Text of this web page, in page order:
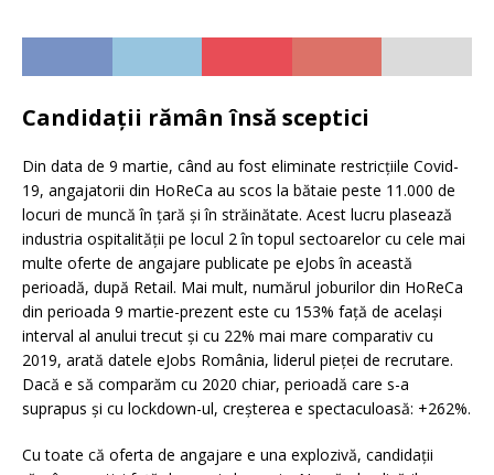
Candidații rămân însă sceptici
Din data de 9 martie, când au fost eliminate restricțiile Covid-
19, angajatorii din HoReCa au scos la bătaie peste 11.000 de
locuri de muncă în țară și în străinătate. Acest lucru plasează
industria ospitalității pe locul 2 în topul sectoarelor cu cele mai
multe oferte de angajare publicate pe eJobs în această
perioadă, după Retail. Mai mult, numărul joburilor din HoReCa
din perioada 9 martie-prezent este cu 153% față de același
interval al anului trecut și cu 22% mai mare comparativ cu
2019, arată datele eJobs România, liderul pieței de recrutare.
Dacă e să comparăm cu 2020 chiar, perioadă care s-a
suprapus și cu lockdown-ul, creșterea e spectaculoasă: +262%.
Cu toate că oferta de angajare e una explozivă, candidații